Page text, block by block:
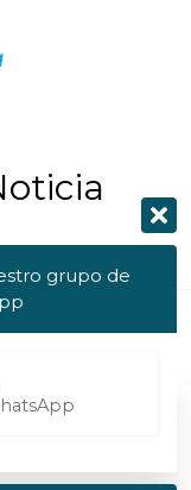
grupo de